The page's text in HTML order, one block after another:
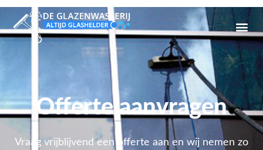
Offerte aanvragen
Vraag vrijblijvend een offerte aan en wij nemen zo